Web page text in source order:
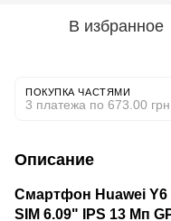
В избранное
ПОКУПКА ЧАСТЯМИ
3 платежа по 673.00 грн
Описание
Смартфон Huawei Y6
SIM 6.09" IPS 13 Мп